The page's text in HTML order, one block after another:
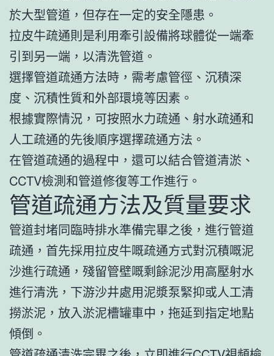
於大型管道，但存在一定的安全隱患。
拉皮牛疏通則是利用牽引設備將球體從一端牽
引到另一端，以清洗管道。
選擇管道疏通方法時，需考慮管徑、沉積深
度、沉積性質和外部環境等因素。
根據實際情況，可按照水力疏通、射水疏通和
人工疏通的先後順序選擇疏通方法。
在管道疏通的過程中，還可以結合管道清淤、
CCTV檢測和管道修復等工作進行。
管道疏通方法及質量要求
管道封堵同臨時排水準備完畢之後，進行管道
疏通，首先採用拉皮牛嘅疏通方式對沉積嘅泥
沙進行疏通，殘留管壁嘅剩餘泥沙用高壓射水
進行清洗，下游沙井處用泥漿泵緊抑或人工清
撈淤泥，放入淤泥槽罐車中，拖延到指定地點
傾倒。